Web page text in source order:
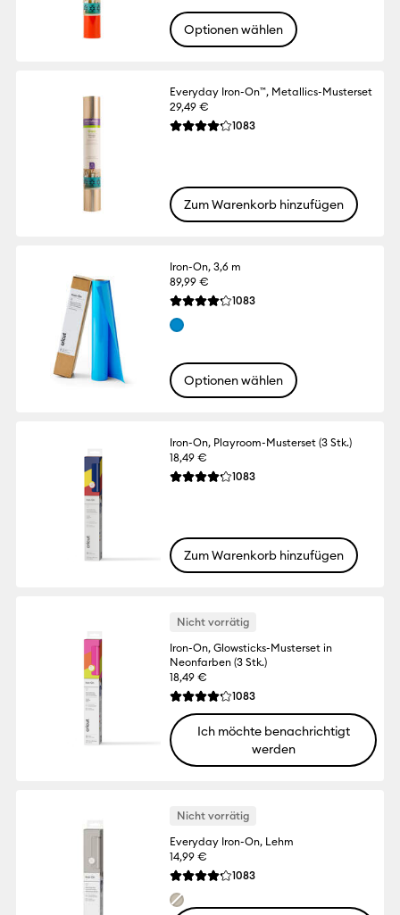
Optionen wählen
Everyday Iron-On™, Metallics-Musterset
29,49 €
Die durchschnittliche Bewertung für
1083Reviews
Zum Warenkorb hinzufügen
Iron-On, 3,6 m
89,99 €
Die durchschnittliche Bewertung für
1083Reviews
Optionen wählen
Iron-On, Playroom-Musterset (3 Stk.)
18,49 €
Die durchschnittliche Bewertung für
1083Reviews
Zum Warenkorb hinzufügen
Nicht vorrätig
Iron-On, Glowsticks-Musterset in
Neonfarben (3 Stk.)
18,49 €
Die durchschnittliche Bewertung für
1083Reviews
Ich möchte benachrichtigt
werden
Nicht vorrätig
Everyday Iron-On, Lehm
14,99 €
Die durchschnittliche Bewertung für
1083Reviews